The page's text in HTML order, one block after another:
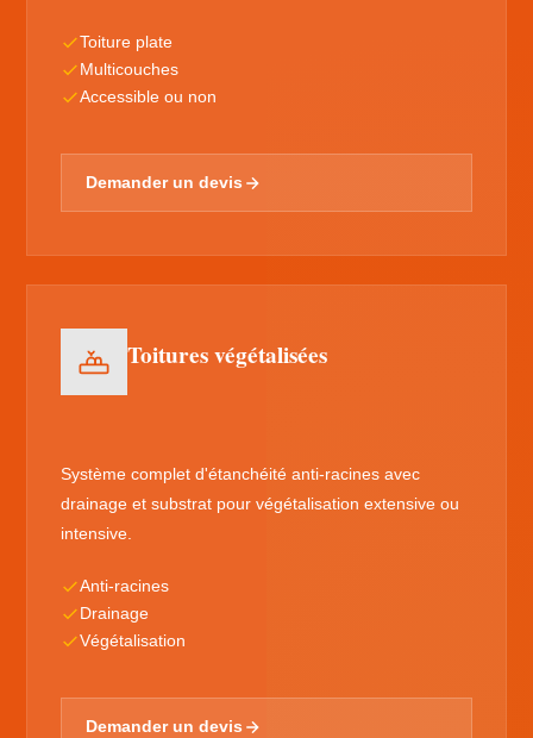
Toiture plate
Multicouches
Accessible ou non
Demander un devis
Toitures végétalisées
Système complet d'étanchéité anti-racines avec
drainage et substrat pour végétalisation extensive ou
intensive.
Anti-racines
Drainage
Végétalisation
Demander un devis